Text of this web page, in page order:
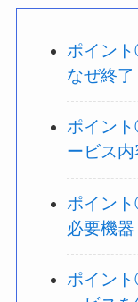
ポイン
なぜ終
ポイン
ービス
ポイン
必要機器
ポイン